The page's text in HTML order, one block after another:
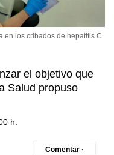
en los cribados de hepatitis C.
el objetivo que
Salud propuso
h.
Comentar ·